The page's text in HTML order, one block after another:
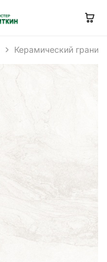
Керамический гранит